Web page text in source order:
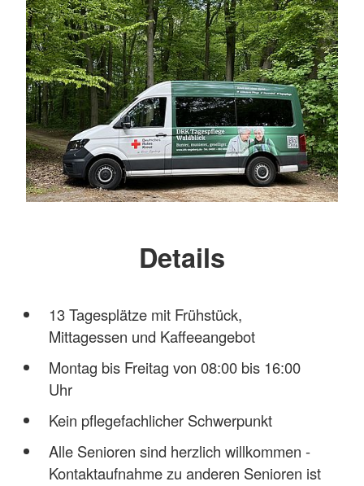
Details
13 Tagesplätze mit Frühstück,
Mittagessen und Kaffeeangebot
Montag bis Freitag von 08:00 bis 16:00
Uhr
Kein pflegefachlicher Schwerpunkt
Alle Senioren sind herzlich willkommen -
Kontaktaufnahme zu anderen Senioren ist